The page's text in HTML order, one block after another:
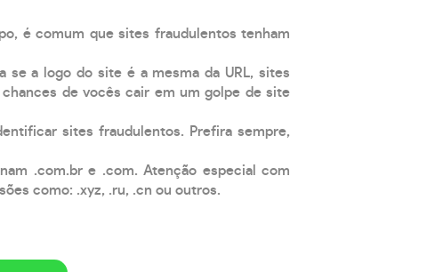
é comum que sites fraudulentos tenham
a logo do site é a mesma da URL, sites
de vocês cair em um golpe de site
sites fraudulentos. Prefira sempre,
.com.br e .com. Atenção especial com
como: .xyz, .ru, .cn ou outros.